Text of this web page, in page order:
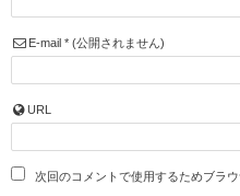
E-mail *(公開されません)
URL
次回のコメントで使用するためブラ